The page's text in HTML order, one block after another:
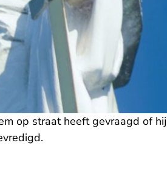
op straat heeft gevraagd of hij